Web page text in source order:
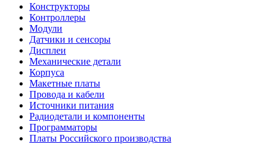
Конструкторы
Контроллеры
Модули
Датчики и сенсоры
Дисплеи
Механические детали
Корпуса
Макетные платы
Провода и кабели
Источники питания
Радиодетали и компоненты
Программаторы
Платы Российского производства